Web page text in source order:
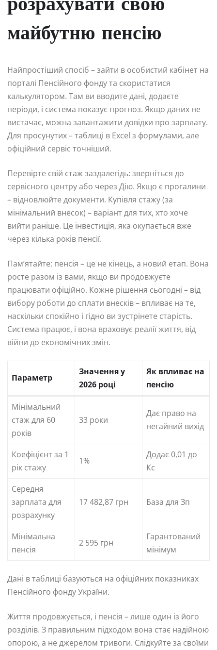
розрахувати свою
майбутню пенсію
Найпростіший спосіб – зайти в особистий кабінет на
порталі Пенсійного фонду та скористатися
калькулятором. Там ви вводите дані, додаєте
періоди, і система показує прогноз. Якщо даних не
вистачає, можна завантажити довідки про зарплату.
Для просунутих – таблиці в Excel з формулами, але
офіційний сервіс точніший.
Перевірте свій стаж заздалегідь: зверніться до
сервісного центру або через Дію. Якщо є прогалини
– відновлюйте документи. Купівля стажу (за
мінімальний внесок) – варіант для тих, хто хоче
вийти раніше. Це інвестиція, яка окупається вже
через кілька років пенсії.
Пам’ятайте: пенсія – це не кінець, а новий етап. Вона
росте разом із вами, якщо ви продовжуєте
працювати офіційно. Кожне рішення сьогодні – від
вибору роботи до сплати внесків – впливає на те,
наскільки спокійно і гідно ви зустрінете старість.
Система працює, і вона враховує реалії життя, від
війни до економічних змін.
Параметр
Значення у
2026 році
Як впливає на
пенсію
Мінімальний
стаж для 60
років
33 роки
Дає право на
негайний вихід
Коефіцієнт за 1
рік стажу
1%
Додає 0,01 до
Кс
Середня
зарплата для
розрахунку
17 482,87 грн База для Зп
Мінімальна
пенсія
2 595 грн
Гарантований
мінімум
Дані в таблиці базуються на офіційних показниках
Пенсійного фонду України.
Життя продовжується, і пенсія – лише один із його
розділів. З правильним підходом вона стає надійною
опорою, а не джерелом тривоги. Слідкуйте за своїми